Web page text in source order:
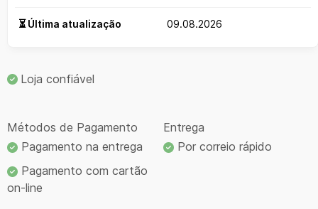
⏳ Última atualização 09.08.2026
Loja confiável
Métodos de Pagamento
Pagamento na entrega
Pagamento com cartão
on-line
Entrega
Por correio rápido